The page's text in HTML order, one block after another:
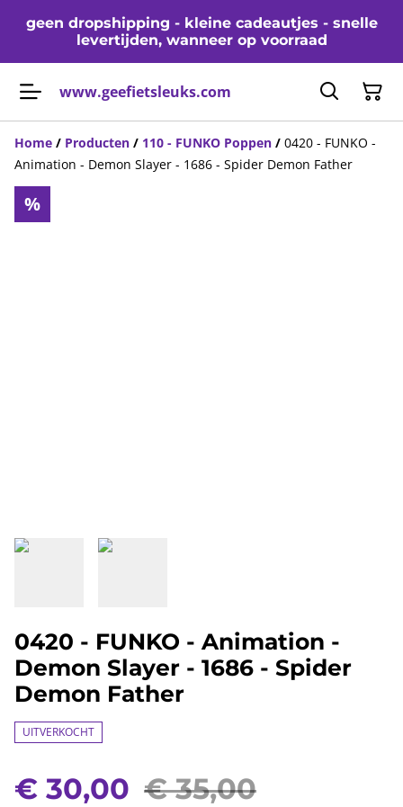
geen dropshipping - kleine cadeautjes - snelle
levertijden, wanneer op voorraad
www.geefietsleuks.com
Home / Producten / 110 - FUNKO Poppen / 0420 - FUNKO -
Animation - Demon Slayer - 1686 - Spider Demon Father
%
0420 - FUNKO - Animation -
Demon Slayer - 1686 - Spider
Demon Father
UITVERKOCHT
€ 30,00 € 35,00